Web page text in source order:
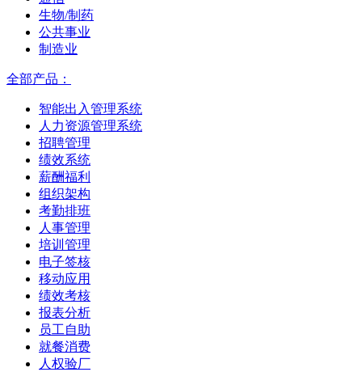
生物/制药
公共事业
制造业
全部产品：
智能出入管理系统
人力资源管理系统
招聘管理
绩效系统
薪酬福利
组织架构
考勤排班
人事管理
培训管理
电子签核
移动应用
绩效考核
报表分析
员工自助
就餐消费
人权验厂